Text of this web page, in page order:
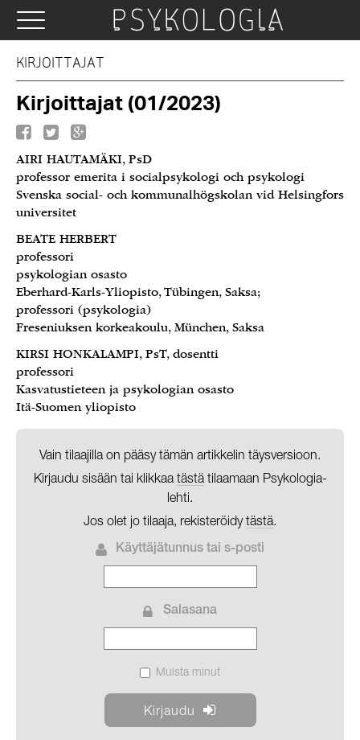
KIRJOITTAJAT
Kirjoittajat (01/2023)
AIRI HAUTAMÄKI, PsD
professor emerita i socialpsykologi och psykologi
Svenska social- och kommunalhögskolan vid Helsingfors
universitet
BEATE HERBERT
professori
psykologian osasto
Eberhard-Karls-Yliopisto, Tübingen, Saksa;
professori (psykologia)
Freseniuksen korkeakoulu, München, Saksa
KIRSI HONKALAMPI, PsT, dosentti
professori
Kasvatustieteen ja psykologian osasto
Itä-Suomen yliopisto
Vain tilaajilla on pääsy tämän artikkelin täysversioon.
Kirjaudu sisään tai klikkaa tästätilaamaan Psykologia-
lehti.
Jos olet jo tilaaja, rekisteröidytästä.
Käyttäjätunnus tai s-posti
Salasana
Muista minut